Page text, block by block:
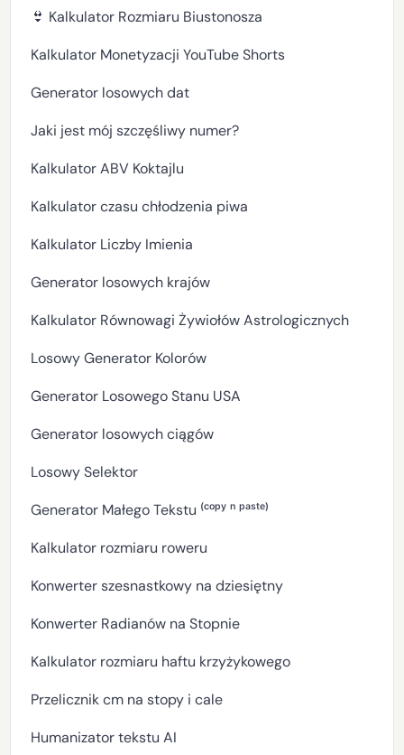
👙 Kalkulator Rozmiaru Biustonosza
Kalkulator Monetyzacji YouTube Shorts
Generator losowych dat
Jaki jest mój szczęśliwy numer?
Kalkulator ABV Koktajlu
Kalkulator czasu chłodzenia piwa
Kalkulator Liczby Imienia
Generator losowych krajów
Kalkulator Równowagi Żywiołów Astrologicznych
Losowy Generator Kolorów
Generator Losowego Stanu USA
Generator losowych ciągów
Losowy Selektor
Generator Małego Tekstu ⁽ᶜᵒᵖʸ ⁿ ᵖᵃˢᵗᵉ⁾
Kalkulator rozmiaru roweru
Konwerter szesnastkowy na dziesiętny
Konwerter Radianów na Stopnie
Kalkulator rozmiaru haftu krzyżykowego
Przelicznik cm na stopy i cale
Humanizator tekstu AI